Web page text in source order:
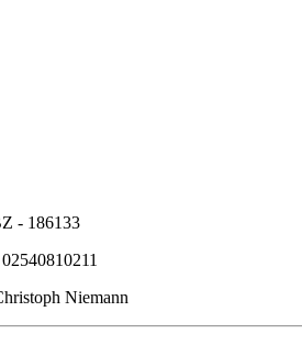
- 186133
Niemann